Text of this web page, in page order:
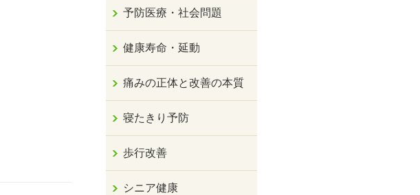
予防医療・社会問題
健康寿命・延動
痛みの正体と改善の本質
寝たきり予防
歩行改善
シニア健康